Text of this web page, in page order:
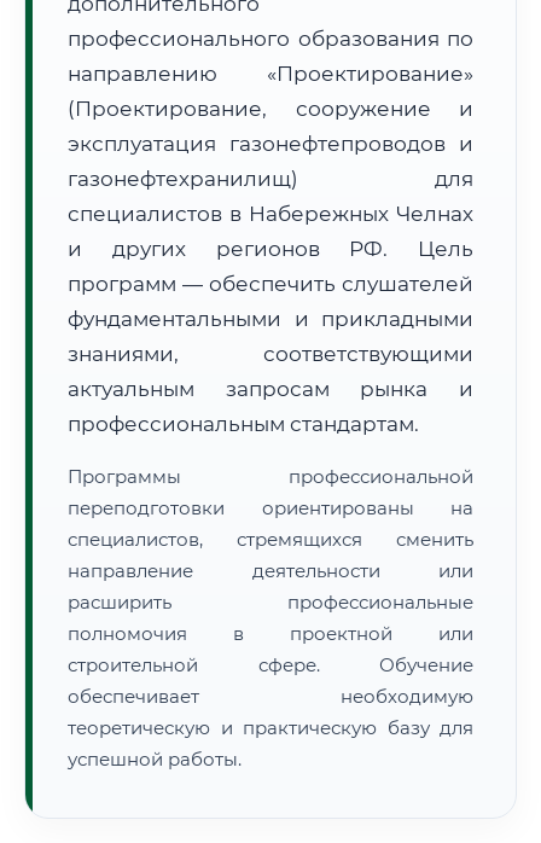
Расчет логистики оригиналов:
• Маршрут транзита:~1 913 км
• Экспресс-доставка СДЭК / Почтой:
3–5 рабочих дней
📜 Документы и аккредитация ФИС ФРДО
профессионального образования по
направлению «Проектирование»
(Проектирование, сооружение и
эксплуатация газонефтепроводов и
газонефтехранилищ) для
специалистов в Набережных Челнах
и других регионов РФ. Цель
программ — обеспечить слушателей
фундаментальными и прикладными
знаниями, соответствующими
актуальным запросам рынка и
профессиональным стандартам.
Программы профессиональной
переподготовки ориентированы на
специалистов, стремящихся сменить
направление деятельности или
расширить профессиональные
полномочия в проектной или
строительной сфере. Обучение
обеспечивает необходимую
теоретическую и практическую базу для
успешной работы.